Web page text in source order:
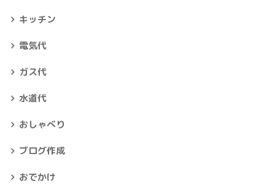
キッチン
電気代
ガス代
水道代
おしゃべり
ブログ作成
おでかけ